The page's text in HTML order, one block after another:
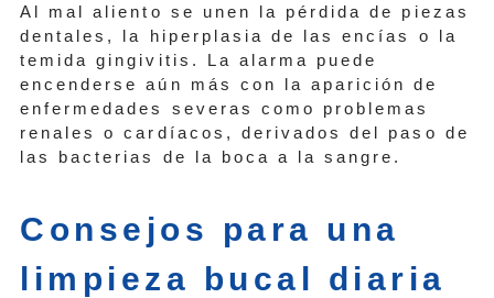
Al mal aliento se unen la pérdida de piezas
dentales, la hiperplasia de las encías o la
temida gingivitis. La alarma puede
encenderse aún más con la aparición de
enfermedades severas como problemas
renales o cardíacos, derivados del paso de
las bacterias de la boca a la sangre.
Consejos para una
limpieza bucal diaria